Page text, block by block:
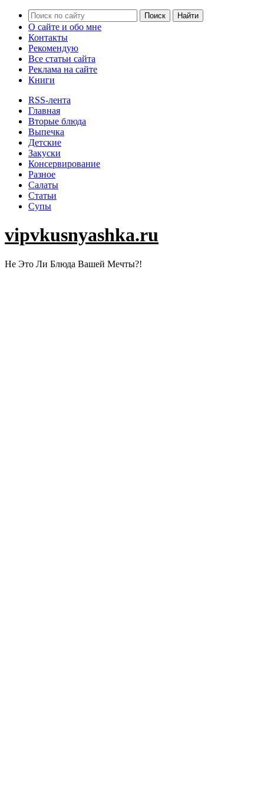
О сайте и обо мне
Контакты
Рекомендую
Все статьи сайта
Реклама на сайте
Книги
RSS-лента
Главная
Вторые блюда
Выпечка
Детские
Закуски
Консервирование
Разное
Салаты
Статьи
Супы
vipvkusnyashka.ru
Не Это Ли Блюда Вашей Мечты?!